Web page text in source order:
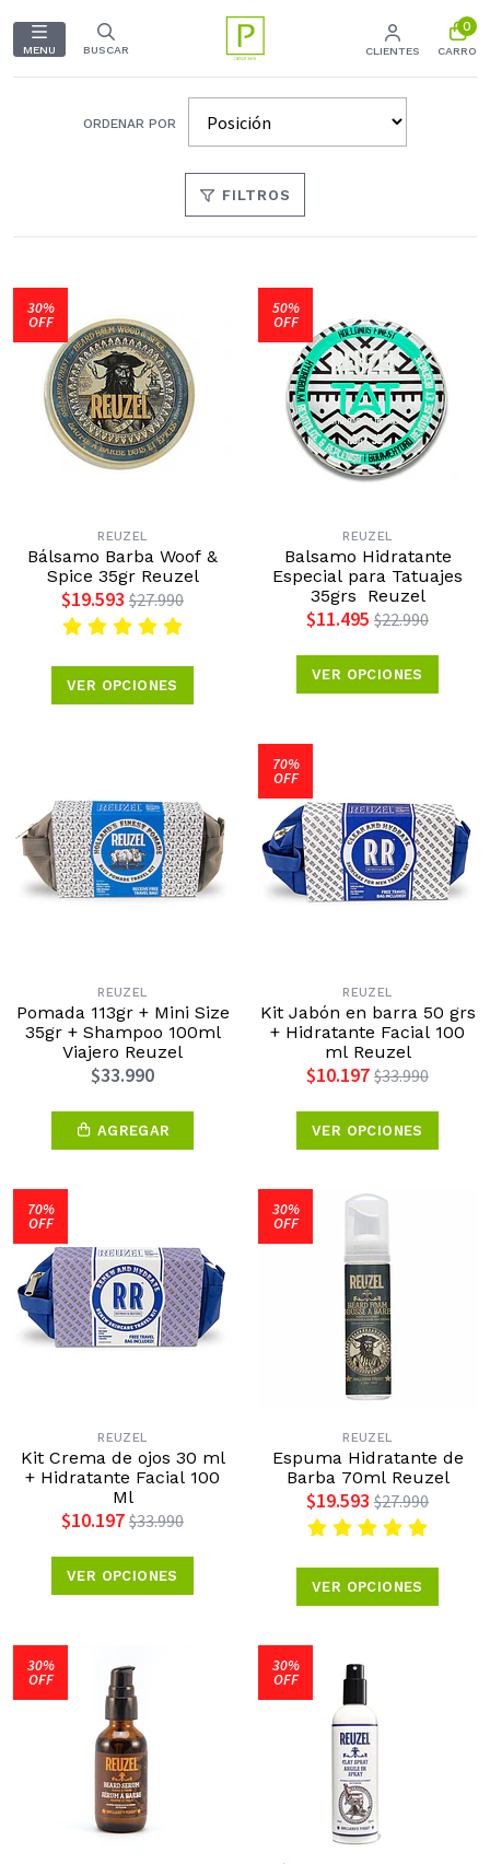
MENU BUSCAR CLIENTES
0
CARRO
ORDENAR POR
FILTROS
30%
OFF
REUZEL
Bálsamo Barba Woof &
Spice 35gr Reuzel
$19.593 $27.990
VER OPCIONES
50%
OFF
REUZEL
Balsamo Hidratante
Especial para Tatuajes
35grs Reuzel
$11.495 $22.990
VER OPCIONES
REUZEL
Pomada 113gr + Mini Size
35gr + Shampoo 100ml
Viajero Reuzel
$33.990
AGREGAR
70%
OFF
REUZEL
Kit Jabón en barra 50 grs
+ Hidratante Facial 100
ml Reuzel
$10.197 $33.990
VER OPCIONES
70%
OFF
REUZEL
Kit Crema de ojos 30 ml
+ Hidratante Facial 100
Ml
$10.197 $33.990
VER OPCIONES
30%
OFF
REUZEL
Espuma Hidratante de
Barba 70ml Reuzel
$19.593 $27.990
VER OPCIONES
30%
OFF
30%
OFF